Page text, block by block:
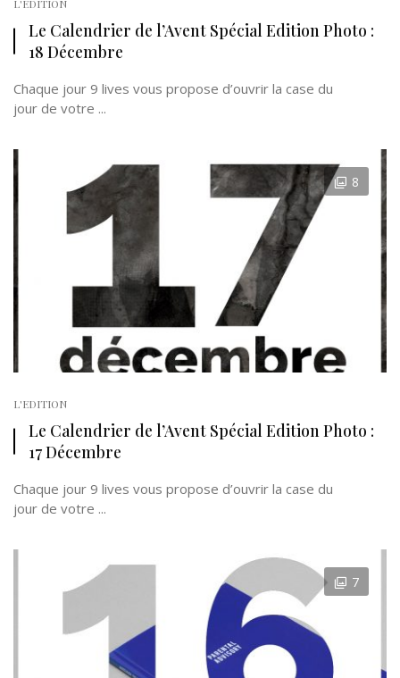
L'EDITION
Le Calendrier de l’Avent Spécial Edition Photo :
18 Décembre
Chaque jour 9 lives vous propose d’ouvrir la case du
jour de votre ...
8
L'EDITION
Le Calendrier de l’Avent Spécial Edition Photo :
17 Décembre
Chaque jour 9 lives vous propose d’ouvrir la case du
jour de votre ...
7